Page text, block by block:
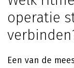
operatie
Een van de